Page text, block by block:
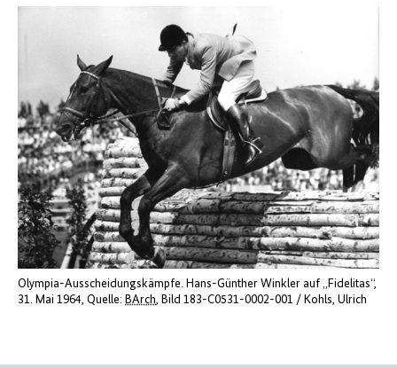
Olympia-Ausscheidungskämpfe. Hans-Günther Winkler auf „Fidelitas“,
31. Mai 1964 Quelle: BArch, Bild 183-C0531-0002-001 / Kohls, Ulrich